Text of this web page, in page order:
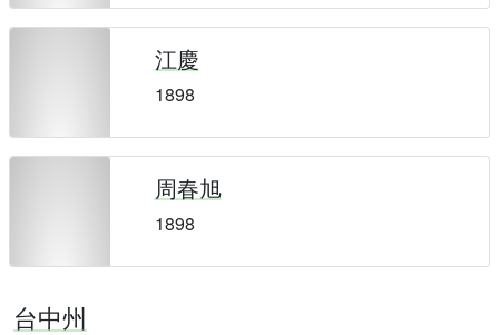
江慶
1898
周春旭
1898
台中州